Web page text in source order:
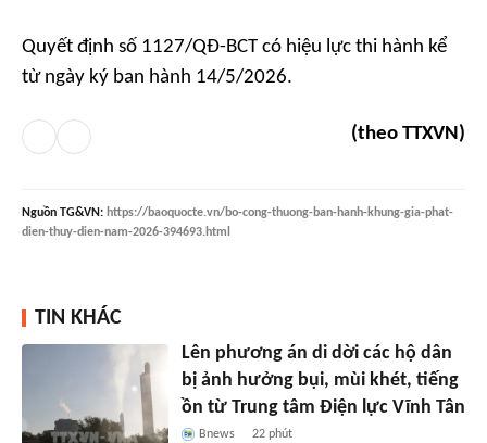
Quyết định số 1127/QĐ-BCT có hiệu lực thi hành kể
từ ngày ký ban hành 14/5/2026.
(theo TTXVN)
Nguồn TG&VN: https://baoquocte.vn/bo-cong-thuong-ban-hanh-khung-gia-phat-
dien-thuy-dien-nam-2026-394693.html
TIN KHÁC
Lên phương án di dời các hộ dân
bị ảnh hưởng bụi, mùi khét, tiếng
ồn từ Trung tâm Điện lực Vĩnh Tân
Bnews 22 phút